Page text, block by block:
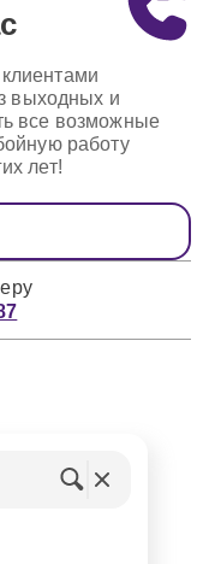
выходных и
все возможные
работу
лет!